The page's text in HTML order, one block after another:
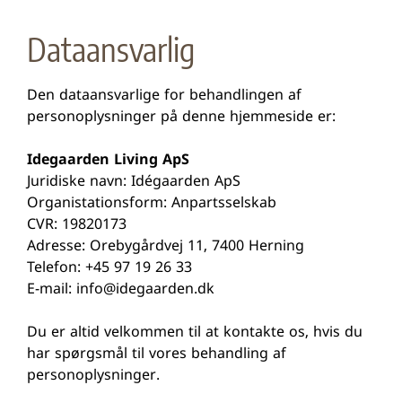
Dataansvarlig
Den dataansvarlige for behandlingen af
personoplysninger på denne hjemmeside er:
Idegaarden Living ApS
Juridiske navn: Idégaarden ApS
Organistationsform: Anpartsselskab
CVR: 19820173
Adresse: Orebygårdvej 11, 7400 Herning
Telefon: +45 97 19 26 33
E-mail: info@idegaarden.dk
Du er altid velkommen til at kontakte os, hvis du
har spørgsmål til vores behandling af
personoplysninger.